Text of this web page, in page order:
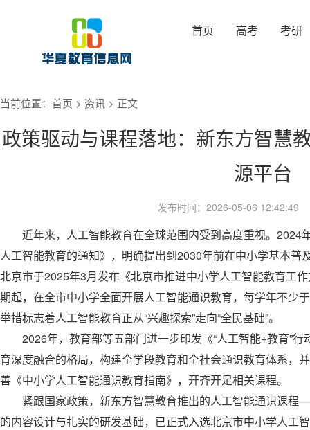
首页 高考 考研
当前位置： 首页 > 资讯 > 正文
政策驱动与课程落地：新东方智慧
源平台
发布时间：2026-05-06 12:42:49
近年来，人工智能教育在全球范围内受到高度重视。2024
人工智能教育的通知》，明确提出到2030年前在中小学基本普
北京市于2025年3月发布《北京市推进中小学人工智能教育工
期起，在全市中小学全面开展人工智能通识教育，每学年不少
举措标志着人工智能教育正从“兴趣探索”走向“全民基础”。
2026年，教育部等五部门进一步印发《“人工智能+教育”行
育深度融合的格局，构建全学段教育和全社会通识教育体系，
善《中小学人工智能通识教育指南》，开齐开足相关课程。
紧跟国家政策，新东方智慧教育推出的人工智能通识课程
的内容设计与扎实的研发基础，已正式入选北京市中小学人工